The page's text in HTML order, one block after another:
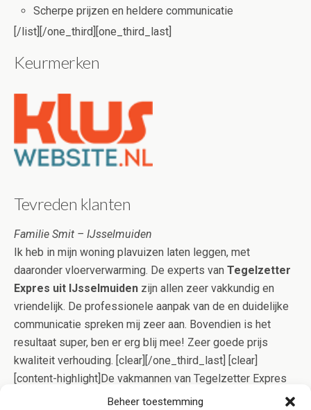
Beheer toestemming
Scherpe prijzen en heldere communicatie
[/list][/one_third][one_third_last]
Keurmerken
Tevreden klanten
Familie Smit – IJsselmuiden
Ik heb in mijn woning plavuizen laten leggen, met
daaronder vloerverwarming. De experts van Tegelzetter
Expres uit IJsselmuiden zijn allen zeer vakkundig en
vriendelijk. De professionele aanpak van de en duidelijke
communicatie spreken mij zeer aan. Bovendien is het
resultaat super, ben er erg blij mee! Zeer goede prijs
kwaliteit verhouding. [clear][/one_third_last] [clear]
[content-highlight]De vakmannen van Tegelzetter Expres
IJsselmuiden gaan op effectieve wijze voor u aan de slag,